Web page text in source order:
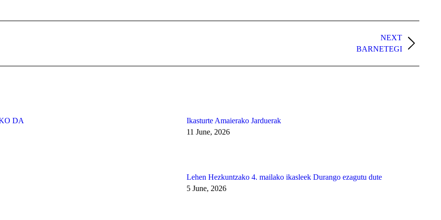
NEXT
BARNETEGI
DA
Ikasturte Amaierako Jarduerak
11 June, 2026
Lehen Hezkuntzako 4. mailako ikasleek Durango ezagutu dute
5 June, 2026